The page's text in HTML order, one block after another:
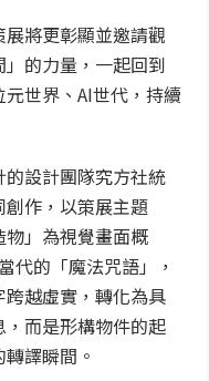
將更彰顯並邀請觀
的力量，一起回到
元世界、AI世代，持續
設計團隊究方社統
作，以策展主題
物」為視覺畫面概
代的「魔法咒語」，
越虛實，轉化為具
而是形構物件的起
譯瞬間。